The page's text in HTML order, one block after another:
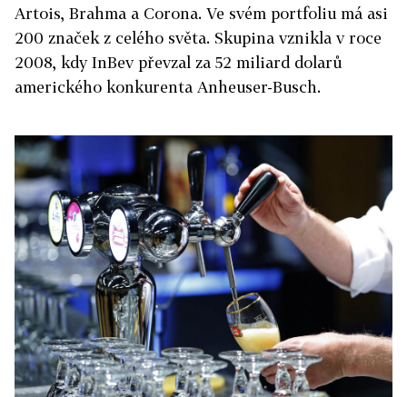
Artois, Brahma a Corona. Ve svém portfoliu má asi
200 značek z celého světa. Skupina vznikla v roce
2008, kdy InBev převzal za 52 miliard dolarů
amerického konkurenta Anheuser-Busch.